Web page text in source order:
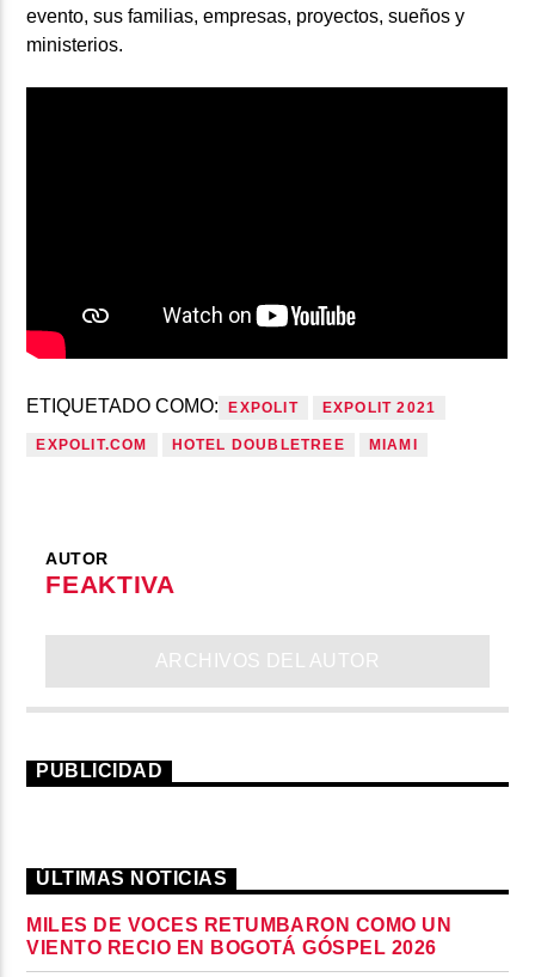
evento, sus familias, empresas, proyectos, sueños y
ministerios.
ETIQUETADO COMO: EXPOLIT EXPOLIT 2021
EXPOLIT.COM HOTEL DOUBLETREE MIAMI
AUTOR
FEAKTIVA
ARCHIVOS DEL AUTOR
PUBLICIDAD
ÚLTIMAS NOTICIAS
MILES DE VOCES RETUMBARON COMO UN
VIENTO RECIO EN BOGOTÁ GÓSPEL 2026